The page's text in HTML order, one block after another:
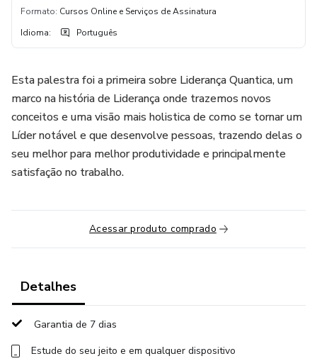
Formato: Cursos Online e Serviços de Assinatura
Idioma: Português
Esta palestra foi a primeira sobre Liderança Quantica, um
marco na história de Liderança onde trazemos novos
conceitos e uma visão mais holistica de como se tornar um
Líder notável e que desenvolve pessoas, trazendo delas o
seu melhor para melhor produtividade e principalmente
satisfação no trabalho.
Acessar produto comprado
Detalhes
Garantia de 7 dias
Estude do seu jeito e em qualquer dispositivo